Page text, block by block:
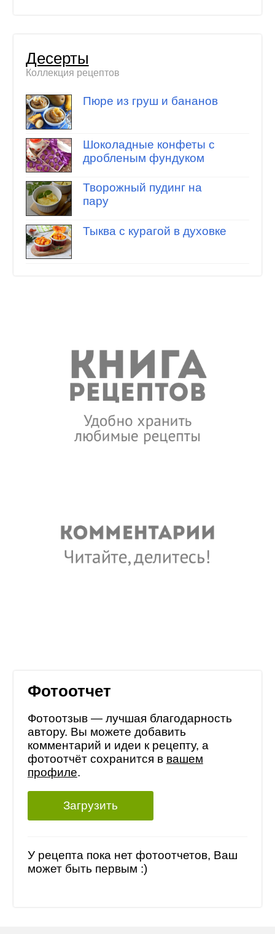
Десерты
Коллекция рецептов
Пюре из груш и бананов
Шоколадные конфеты с
дробленым фундуком
Творожный пудинг на
пару
Тыква с курагой в духовке
Фотоотчет
Фотоотзыв — лучшая благодарность
автору. Вы можете добавить
комментарий и идеи к рецепту, а
фотоотчёт сохранится в вашем
профиле.
Загрузить
У рецепта пока нет фотоотчетов, Ваш
может быть первым :)